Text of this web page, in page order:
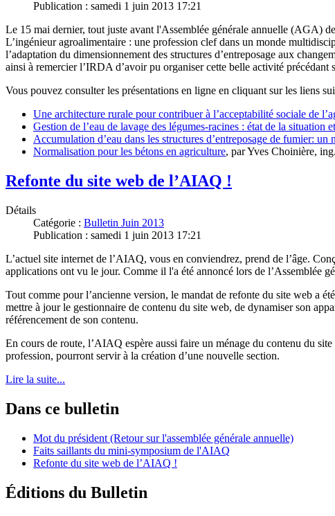
Publication : samedi 1 juin 2013 17:21
Le 15 mai dernier, tout juste avant l'Assemblée générale annuelle (AGA)
L’ingénieur agroalimentaire : une profession clef dans un monde
l’adaptation du dimensionnement des structures d’entreposage aux
ainsi à remercier l’IRDA d’avoir pu organiser cette belle activité précédant
Vous pouvez consulter les présentations en ligne en cliquant sur les liens
Une architecture rurale pour contribuer à l’acceptabilité sociale de
Gestion de l’eau de lavage des légumes-racines : état de la situation
Accumulation d’eau dans les structures d’entreposage de fumier: un
Normalisation pour les bétons en agriculture, par Yves Choinière,
Refonte du site web de l’AIAQ !
Détails
Catégorie : Bulletin Juin 2013
Publication : samedi 1 juin 2013 17:21
L’actuel site internet de l’AIAQ, vous en conviendrez, prend de l’âge.
applications ont vu le jour. Comme il l'a été annoncé lors de l’Assemblée
Tout comme pour l’ancienne version, le mandat de refonte du site web a
mettre à jour le gestionnaire de contenu du site web, de dynamiser son
référencement de son contenu.
En cours de route, l’AIAQ espère aussi faire un ménage du contenu du
profession, pourront servir à la création d’une nouvelle section.
Lire la suite...
Dans ce bulletin
Mot du président (Retour sur l'assemblée générale annuelle)
Faits saillants du mini-symposium de l'AIAQ
Refonte du site web de l’AIAQ !
Éditions du Bulletin